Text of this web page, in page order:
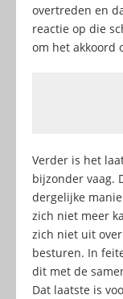
overtreden en
reactie op die
om het akkoord
Verder is het
bijzonder vaag.
dergelijke
zich niet meer
zich niet uit
besturen. In
dit met de
Dat laatste is